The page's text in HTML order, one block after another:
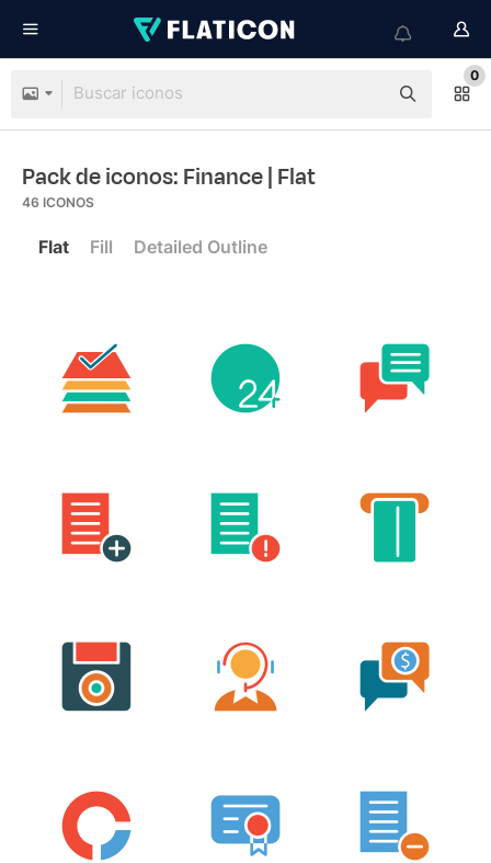
0
Pack de iconos: Finance| Flat
46 ICONOS
Flat Fill Detailed Outline